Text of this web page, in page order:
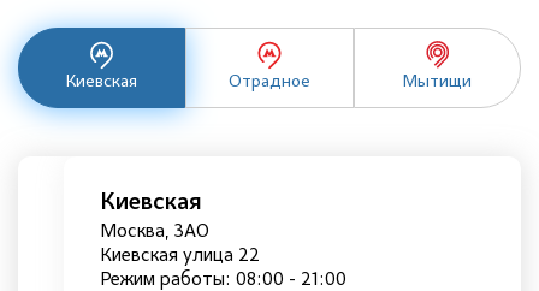
Киевская Отрадное Мытищи
Киевская
Москва, ЗАО
Киевская улица 22
Режим работы: 08:00 - 21:00